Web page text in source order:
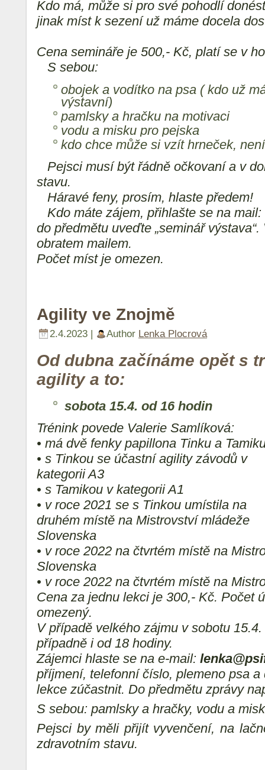
Kdo má, může si pro své pohodlí
jinak míst k sezení už máme docela
Cena semináře je 500,- Kč, platí se v
S sebou:
obojek a vodítko na psa ( kdo už
výstavní)
pamlsky a hračku na motivaci
vodu a misku pro pejska
kdo chce může si vzít hrneček,
Pejsci musí být řádně očkovaní a v
stavu.
Háravé feny, prosím, hlaste předem!
Kdo máte zájem, přihlašte se na mail:
do předmětu uveďte „seminář
obratem mailem.
Počet míst je omezen.
Agility ve Znojmě
2.4.2023 | Author Lenka Plocrová
Od dubna začínáme opět s
agility a to:
sobota 15.4. od 16 hodin
Trénink povede Valerie Samlíková:
• má dvě fenky papillona Tinku a
• s Tinkou se účastní agility závodů v
kategorii A3
• s Tamikou v kategorii A1
• v roce 2021 se s Tinkou umístila na
druhém místě na Mistrovství mládeže
Slovenska
• v roce 2022 na čtvrtém místě na
Slovenska
• v roce 2022 na čtvrtém místě na
Cena za jednu lekci je 300,- Kč. Počet
omezený.
V případě velkého zájmu v sobotu
případně i od 18 hodiny.
Zájemci hlaste se na e-mail:
příjmení, telefonní číslo, plemeno psa a
lekce zúčastnit. Do předmětu zprávy
S sebou: pamlsky a hračky, vodu a
Pejsci by měli přijít vyvenčení, na
zdravotním stavu.